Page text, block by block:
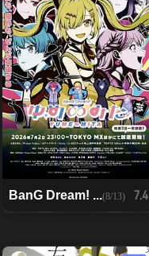
BanG Dream! ...(8/13) 7.4